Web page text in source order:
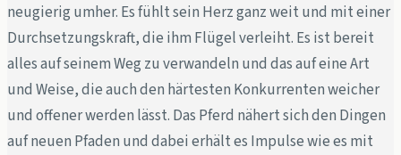
neugierig umher. Es fühlt sein Herz ganz weit und mit einer
Durchsetzungskraft, die ihm Flügel verleiht. Es ist bereit
alles auf seinem Weg zu verwandeln und das auf eine Art
und Weise, die auch den härtesten Konkurrenten weicher
und offener werden lässt. Das Pferd nähert sich den Dingen
auf neuen Pfaden und dabei erhält es Impulse wie es mit